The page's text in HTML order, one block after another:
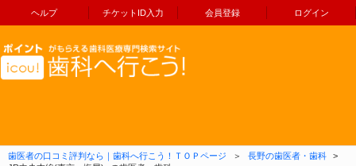
ヘルプ チケットID入力 会員登録 ログイン
コンテンツへ移動
歯医者の口コミ評判なら｜歯科へ行こう！ＴＯＰページ ＞ 長野の歯医者・歯科
>